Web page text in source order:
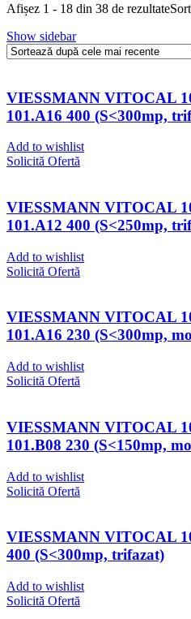
Afișez 1 - 18 din 38 de rezultate
Show sidebar
VIESSMANN VITOCAL
101.A16 400 (S<300mp,
Add to wishlist
Solicită Ofertă
VIESSMANN VITOCAL
101.A12 400 (S<250mp,
Add to wishlist
Solicită Ofertă
VIESSMANN VITOCAL
101.A16 230 (S<300mp,
Add to wishlist
Solicită Ofertă
VIESSMANN VITOCAL
101.B08 230 (S<150mp,
Add to wishlist
Solicită Ofertă
VIESSMANN VITOCAL
400 (S<300mp, trifazat)
Add to wishlist
Solicită Ofertă